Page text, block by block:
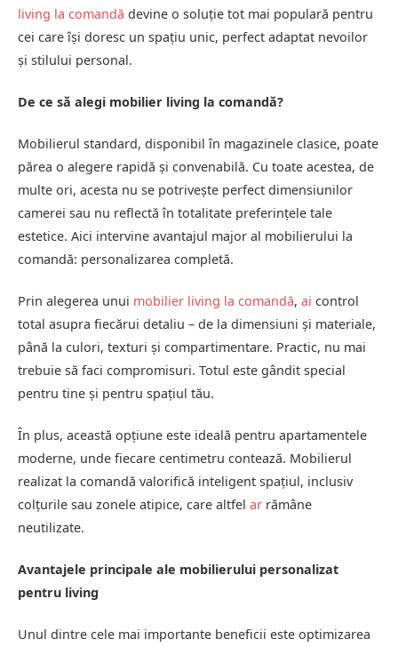
living la comandă devine o soluție tot mai populară pentru
cei care își doresc un spațiu unic, perfect adaptat nevoilor
și stilului personal.
De ce să alegi mobilier living la comandă?
Mobilierul standard, disponibil în magazinele clasice, poate
părea o alegere rapidă și convenabilă. Cu toate acestea, de
multe ori, acesta nu se potrivește perfect dimensiunilor
camerei sau nu reflectă în totalitate preferințele tale
estetice. Aici intervine avantajul major al mobilierului la
comandă: personalizarea completă.
Prin alegerea unui mobilier living la comandă, ai control
total asupra fiecărui detaliu – de la dimensiuni și materiale,
până la culori, texturi și compartimentare. Practic, nu mai
trebuie să faci compromisuri. Totul este gândit special
pentru tine și pentru spațiul tău.
În plus, această opțiune este ideală pentru apartamentele
moderne, unde fiecare centimetru contează. Mobilierul
realizat la comandă valorifică inteligent spațiul, inclusiv
colțurile sau zonele atipice, care altfel ar rămâne
neutilizate.
Avantajele principale ale mobilierului personalizat
pentru living
Unul dintre cele mai importante beneficii este optimizarea